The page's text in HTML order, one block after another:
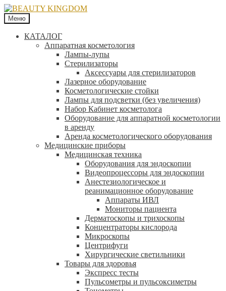
Меню
КАТАЛОГ
Аппаратная косметология
Лампы-лупы
Стерилизаторы
Аксессуары для стерилизаторов
Лазерное оборудование
Косметологические стойки
Лампы для подсветки (без увеличения)
Набор Кабинет косметолога
Оборудование для аппаратной косметологии
в аренду
Аренда косметологического оборудования
Медицинские приборы
Медицинская техника
Оборудования для эндоскопии
Видеопроцессоры для эндоскопии
Анестезиологическое и
реанимационное оборудование
Аппараты ИВЛ
Мониторы пациента
Дерматоскопы и трихоскопы
Концентраторы кислорода
Микроскопы
Центрифуги
Xирургические светильники
Товары для здоровья
Экспресс тесты
Пульсометры и пульсоксиметры